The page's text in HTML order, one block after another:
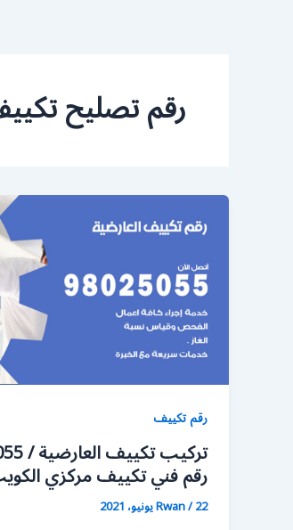
رقم تصليح
رقم تكييف
رقم فني تكييف مركزي
Rwan/22 يونيو، 2021